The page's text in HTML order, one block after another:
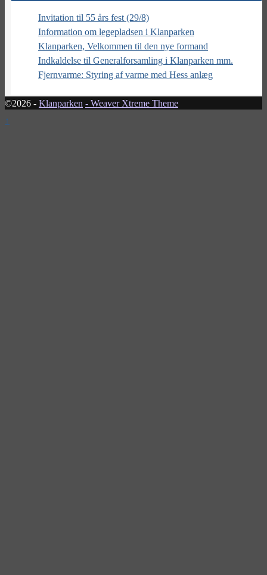
Invitation til 55 års fest (29/8)
Information om legepladsen i Klanparken
Klanparken, Velkommen til den nye formand
Indkaldelse til Generalforsamling i Klanparken mm.
Fjernvarme: Styring af varme med Hess anlæg
©2026 - Klanparken - Weaver Xtreme Theme
↑